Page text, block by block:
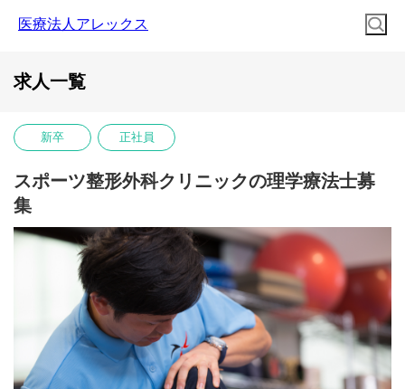
医療法人アレックス
求人一覧
新卒 正社員
スポーツ整形外科クリニックの理学療法士募
集